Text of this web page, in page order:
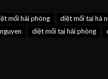
mối hải phòng diệt mối tại hà
diệt mối tại hải phòng